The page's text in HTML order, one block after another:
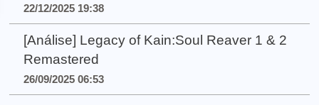
22/12/2025 19:38
[Análise] Legacy of Kain:Soul Reaver 1 & 2
Remastered
26/09/2025 06:53